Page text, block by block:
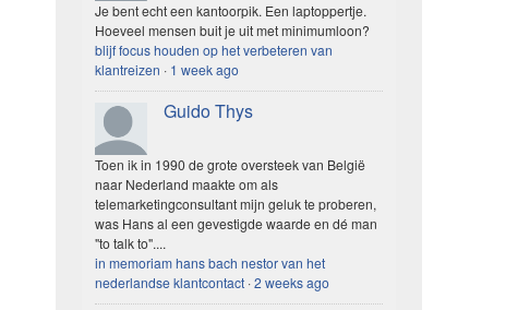
Je bent echt een kantoorpik. Een laptoppertje.
Hoeveel mensen buit je uit met minimumloon?
blijf focus houden op het verbeteren van
klantreizen · 1 week ago
Guido Thys
Toen ik in 1990 de grote oversteek van België
naar Nederland maakte om als
telemarketingconsultant mijn geluk te proberen,
was Hans al een gevestigde waarde en dé man
"to talk to"....
in memoriam hans bach nestor van het
nederlandse klantcontact ·2 weeks ago